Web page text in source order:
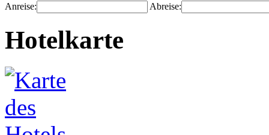
Anreise: Abreise:
Hotelkarte